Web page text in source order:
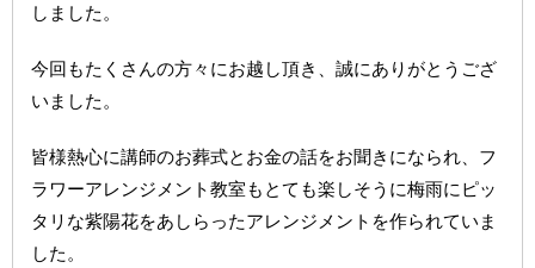
しました。
今回もたくさんの方々にお越し頂き、誠にありがとうござ
いました。
皆様熱心に講師のお葬式とお金の話をお聞きになられ、フ
ラワーアレンジメント教室もとても楽しそうに梅雨にピッ
タリな紫陽花をあしらったアレンジメントを作られていま
した。